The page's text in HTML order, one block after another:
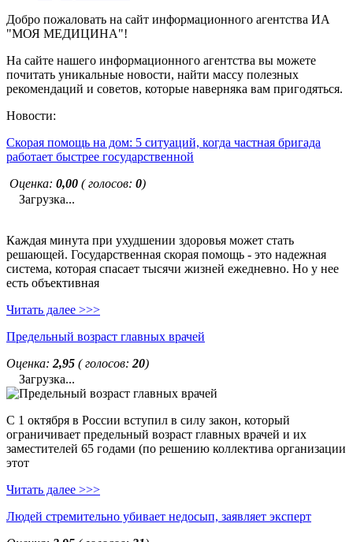
Добро пожаловать на сайт информационного агентства ИА
"МОЯ МЕДИЦИНА"!
На сайте нашего информационного агентства вы можете
почитать уникальные новости, найти массу полезных
рекомендаций и советов, которые наверняка вам пригодяться.
Новости:
Скорая помощь на дом: 5 ситуаций, когда частная бригада
работает быстрее государственной
Оценка: 0,00 ( голосов: 0)
Загрузка...
Каждая минута при ухудшении здоровья может стать
решающей. Государственная скорая помощь - это надежная
система, которая спасает тысячи жизней ежедневно. Но у нее
есть объективная
Читать далее >>>
Предельный возраст главных врачей
Оценка: 2,95 ( голосов: 20)
Загрузка...
С 1 октября в России вступил в силу закон, который
ограничивает предельный возраст главных врачей и их
заместителей 65 годами (по решению коллектива организации
этот
Читать далее >>>
Людей стремительно убивает недосып, заявляет эксперт